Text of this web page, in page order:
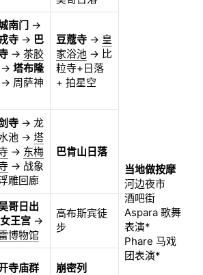
当地做按摩
河边夜市
酒吧街
Aspara 歌舞
表演*
Phare 马戏
团表演*
南门 →
寺 → 巴
→ 茶胶
→ 塔布隆
→ 周萨神
豆蔻寺 → 皇
家浴池 → 比
粒寺+日落
+ 拍星空
寺 → 龙
池 → 塔
→ 东梅
→ 战象
雕回廊
巴肯山日落
哥日出
女王宫 →
博物馆
高布斯宾徒
步
寺庙群 崩密列